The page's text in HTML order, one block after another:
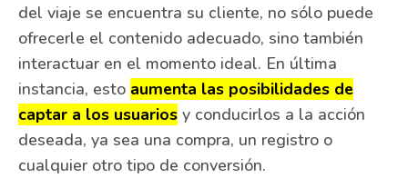
del viaje se encuentra su cliente, no sólo puede
ofrecerle el contenido adecuado, sino también
interactuar en el momento ideal. En última
instancia, esto aumenta las posibilidades de
captar a los usuarios y conducirlos a la acción
deseada, ya sea una compra, un registro o
cualquier otro tipo de conversión.